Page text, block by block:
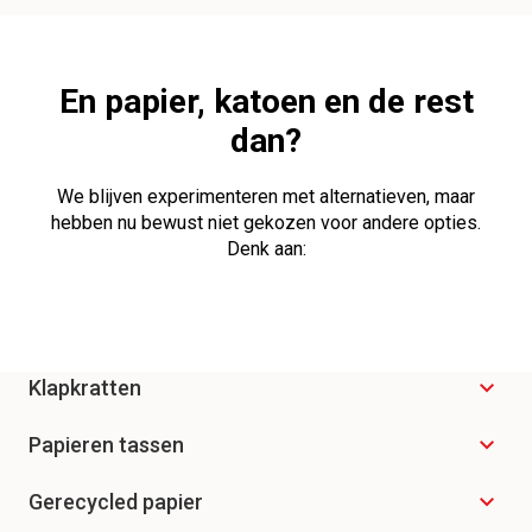
En papier, katoen en de rest
dan?
We blijven experimenteren met alternatieven, maar
hebben nu bewust niet gekozen voor andere opties.
Denk aan:
Klapkratten
Andere bezorgdiensten werken met kratten. Wij hebben
daar bewust niet voor gekozen. Waarom? Omdat
klapkratten in de totale milieubalans vaak slechter scoren
dan onze tasjes.
Papieren tassen
Papier lijkt vaak milieuvriendelijk, maar: de productie kost
veel energie, water en land. Omdat papieren tassen
Gerecycled papier